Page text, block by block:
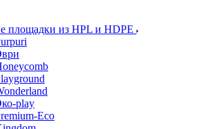
площадки из HPL и HDPE
play
Eco